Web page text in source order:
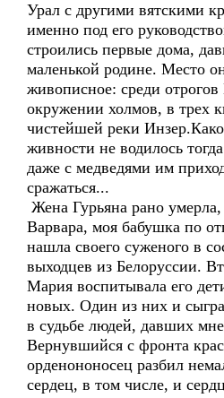
Урал с другими вятскими
именно под его
строились первые дома,
маленькой родине. Место
живописное: среди
окружении холмов, в трех
чистейшей реки
живности не водилось
даже с медведями им
сражаться...
Жена Гурьяна рано умерла,
Варвара, моя бабушка по
нашла своего суженого в
выходцев из Белоруссии.
Мария воспитывала его
новых. Один из них и
в судьбе людей, давших
Вернувшийся с фронта
орденононосец разбил
сердец, в том числе, и